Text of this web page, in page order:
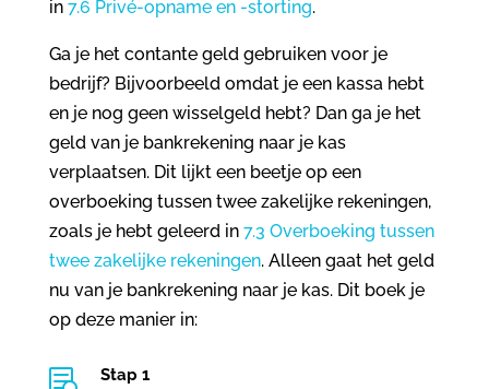
in 7.6 Privé-opname en -storting.
Ga je het contante geld gebruiken voor je
bedrijf? Bijvoorbeeld omdat je een kassa hebt
en je nog geen wisselgeld hebt? Dan ga je het
geld van je bankrekening naar je kas
verplaatsen. Dit lijkt een beetje op een
overboeking tussen twee zakelijke rekeningen,
zoals je hebt geleerd in 7.3 Overboeking tussen
twee zakelijke rekeningen. Alleen gaat het geld
nu van je bankrekening naar je kas. Dit boek je
op deze manier in:
Stap 1